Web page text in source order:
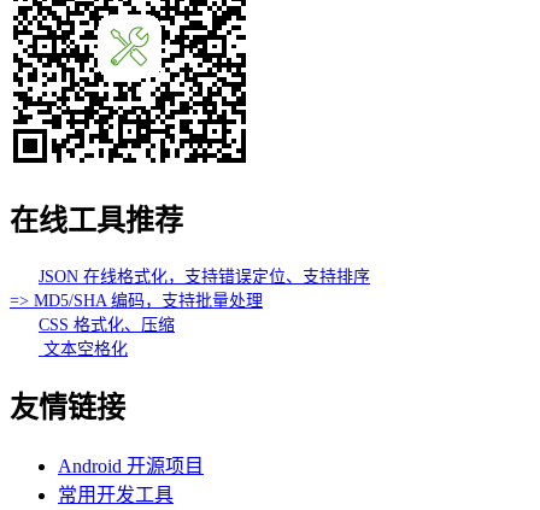
在线工具推荐
JSON 在线格式化，支持错误定位、支持排序
=> MD5/SHA 编码，支持批量处理
CSS 格式化、压缩
文本空格化
友情链接
Android 开源项目
常用开发工具